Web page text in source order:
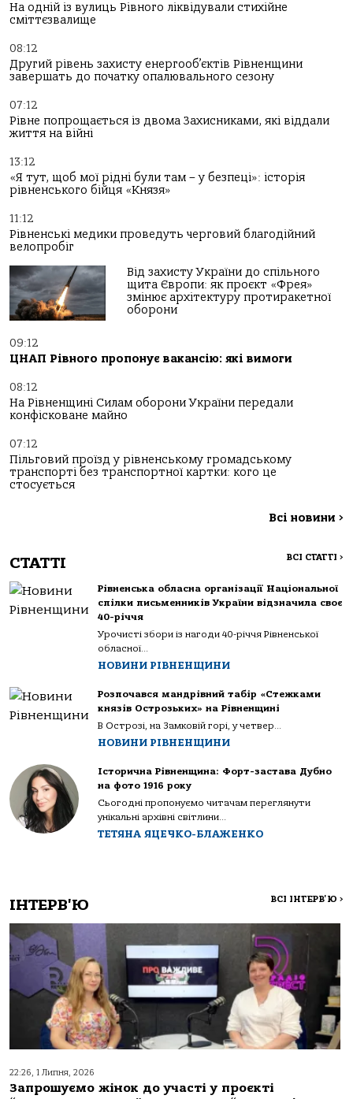
На одній із вулиць Рівного ліквідували стихійне
сміттєзвалище
08:12
Другий рівень захисту енергооб’єктів Рівненщини
завершать до початку опалювального сезону
07:12
Рівне попрощається із двома Захисниками, які віддали
життя на війні
13:12
«Я тут, щоб мої рідні були там – у безпеці»: історія
рівненського бійця «Князя»
11:12
Рівненські медики проведуть черговий благодійний
велопробіг
Від захисту України до спільного
щита Європи: як проєкт «Фрея»
змінює архітектуру протиракетної
оборони
09:12
ЦНАП Рівного пропонує вакансію: які вимоги
08:12
На Рівненщині Силам оборони України передали
конфісковане майно
07:12
Пільговий проїзд у рівненському громадському
транспорті без транспортної картки: кого це
стосується
Всі новини >
СТАТТІ ВСІ СТАТТІ >
Рівненська обласна організації Національної
спілки письменників України відзначила своє
40-річчя
Урочисті збори із нагоди 40-річчя Рівненської
обласної...
НОВИНИ РІВНЕНЩИНИ
Розпочався мандрівний табір «Стежками
князів Острозьких» на Рівненщині
В Острозі, на Замковій горі, у четвер...
НОВИНИ РІВНЕНЩИНИ
Історична Рівненщина: Форт-застава Дубно
на фото 1916 року
Сьогодні пропонуємо читачам переглянути
унікальні архівні світлини...
ТЕТЯНА ЯЦЕЧКО-БЛАЖЕНКО
ІНТЕРВ'Ю ВСІ ІНТЕРВ'Ю >
22:26, 1 Липня, 2026
Запрошуємо жінок до участі у проєкті